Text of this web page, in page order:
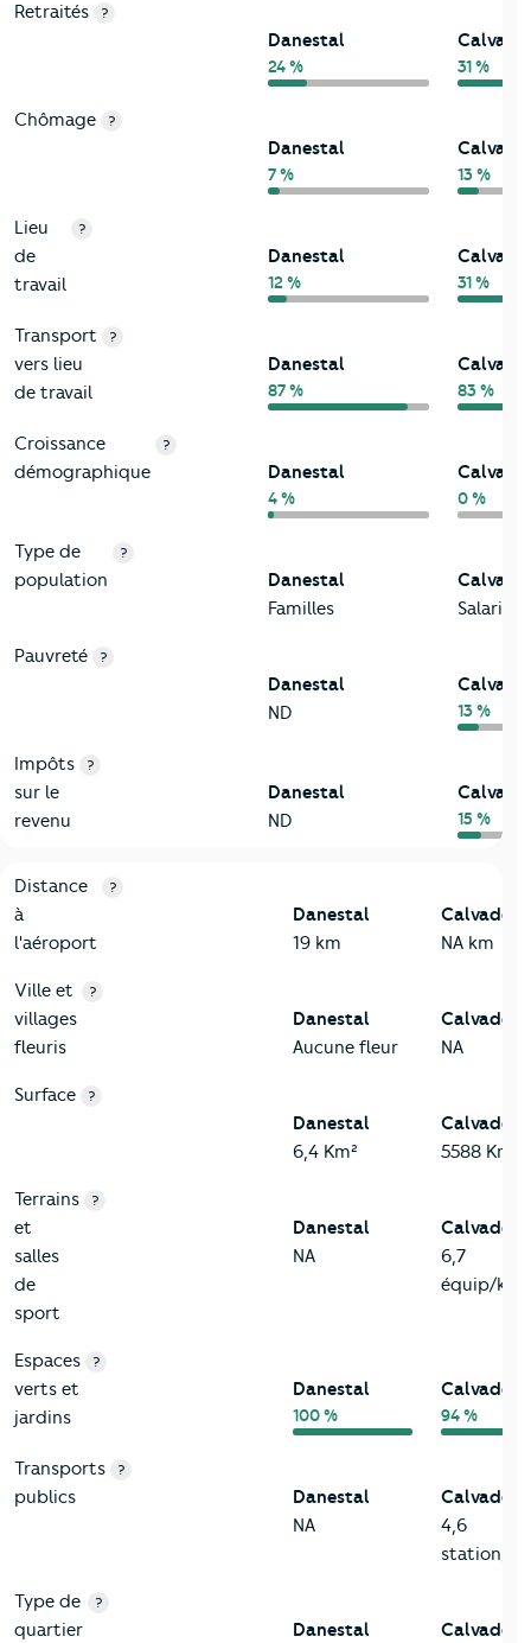
Retraités ?
Danestal
24 % 31 %
Chômage ?
Danestal
7 % 13 %
Lieu
de
travail
?
Danestal
12 % 31 %
Transport
vers lieu
de travail
?
Danestal
87 % 83 %
Croissance
démographique
?
Danestal
4 % 0 %
Type de
population
?
Danestal
Familles
Salariés
Pauvreté ?
Danestal
ND
13 %
Impôts
sur le
revenu
?
Danestal
ND
15 %
3-Environnement
Critères Danestal
Distance
à
l'aéroport
?
Danestal
19 km
Calvados
NA km
Ville et
villages
fleuris
?
Danestal
Aucune fleur
Calvados
NA
Surface ?
Danestal
6,4 Km²
Calvados
5588 Km²
Terrains
et
salles
de
sport
?
Danestal
NA
Calvados
6,7
équip/km²
Espaces
verts et
jardins
?
Danestal
100 %
Calvados
94 %
Transports
publics
?
Danestal
NA
Calvados
4,6
station/
Type de
quartier
?
Danestal
Calvados